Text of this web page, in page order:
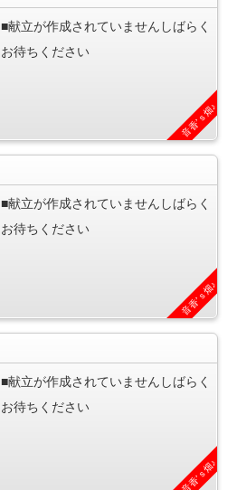
■献立が作成されていませんしばらく
お待ちください
音香’ｓ畑♪
■献立が作成されていませんしばらく
お待ちください
音香’ｓ畑♪
■献立が作成されていませんしばらく
お待ちください
音香’ｓ畑♪